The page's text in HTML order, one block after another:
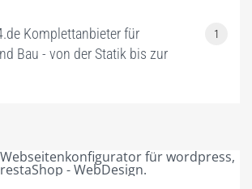
Komplettanbieter für
Bau - von der Statik bis zur
1